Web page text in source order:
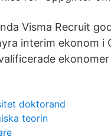
Visma Recruit
interim ekonom
doktorand
teorin